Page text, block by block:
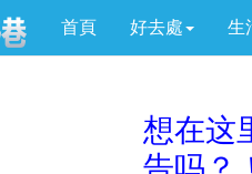
首頁 好去處 生